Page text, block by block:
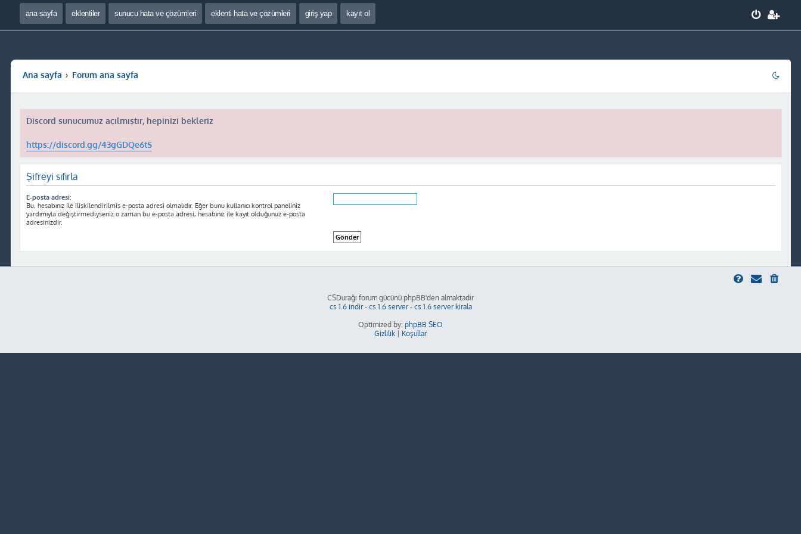
ana sayfa eklentiler sunucu hata ve çözümleri eklenti hata ve çözümleri giriş yap kayıt ol
Ana sayfa Forum ana sayfa
Discord sunucumuz açılmıştır, hepinizi bekleriz
https://discord.gg/43gGDQe6tS
Şifreyi sıfırla
E-posta adresi:
Bu, hesabınız ile ilişkilendirilmiş e-posta adresi olmalıdır. Eğer bunu kullanıcı kontrol paneliniz
yardımıyla değiştirmediyseniz o zaman bu e-posta adresi, hesabınız ile kayıt olduğunuz e-posta
adresinizdir.
CSDurağı forum gücünü phpBB'den almaktadır
cs 1.6 indir- cs 1.6 server- cs 1.6 server kirala
Optimized by: phpBB SEO
Gizlilik
Koşullar